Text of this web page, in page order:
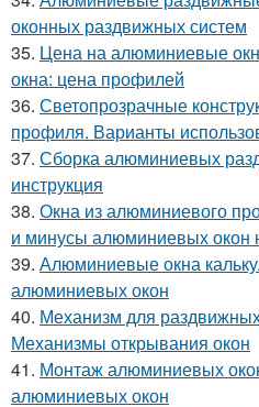
оконных раздвижных систем
35. Цена на алюминиевые
окна: цена профилей
36. Светопрозрачные
профиля. Варианты
37. Сборка алюминиевых
инструкция
38. Окна из алюминиевого
и минусы алюминиевых окон
39. Алюминиевые окна
алюминиевых окон
40. Механизм для
Механизмы открывания окон
41. Монтаж алюминиевых
алюминиевых окон